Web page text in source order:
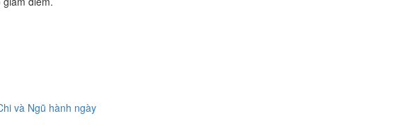
và Ngũ hành ngày